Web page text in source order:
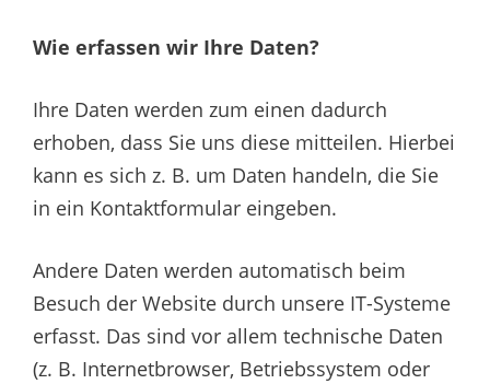
Wie erfassen wir Ihre Daten?
Ihre Daten werden zum einen dadurch
erhoben, dass Sie uns diese mitteilen. Hierbei
kann es sich z. B. um Daten handeln, die Sie
in ein Kontaktformular eingeben.
Andere Daten werden automatisch beim
Besuch der Website durch unsere IT-Systeme
erfasst. Das sind vor allem technische Daten
(z. B. Internetbrowser, Betriebssystem oder